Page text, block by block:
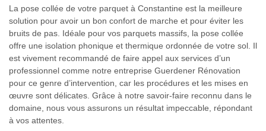
La pose collée de votre parquet à Constantine est la meilleure
solution pour avoir un bon confort de marche et pour éviter les
bruits de pas. Idéale pour vos parquets massifs, la pose collée
offre une isolation phonique et thermique ordonnée de votre sol. Il
est vivement recommandé de faire appel aux services d’un
professionnel comme notre entreprise Guerdener Rénovation
pour ce genre d’intervention, car les procédures et les mises en
œuvre sont délicates. Grâce à notre savoir-faire reconnu dans le
domaine, nous vous assurons un résultat impeccable, répondant
à vos attentes.